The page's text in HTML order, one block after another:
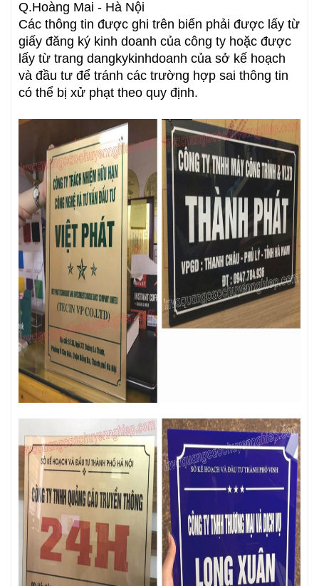
Q.Hoàng Mai - Hà Nội
Các thông tin được ghi trên biển phải được lấy từ
giấy đăng ký kinh doanh của công ty hoặc được
lấy từ trang dangkykinhdoanh của sở kế hoạch
và đầu tư để tránh các trường hợp sai thông tin
có thể bị xử phạt theo quy định.